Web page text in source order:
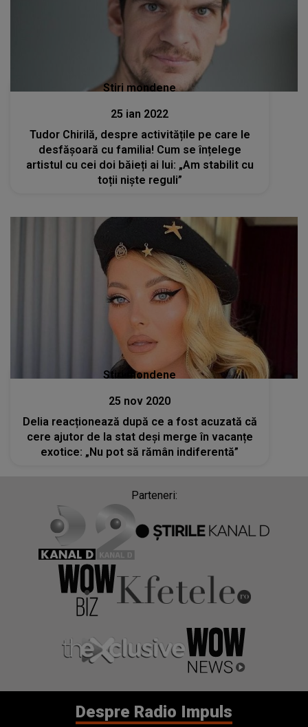
Stiri mondene
25 ian 2022
Tudor Chirilă, despre activitățile pe care le
desfășoară cu familia! Cum se înțelege
artistul cu cei doi băieți ai lui: „Am stabilit cu
toții niște reguli”
Stiri mondene
25 nov 2020
Delia reacționează după ce a fost acuzată că
cere ajutor de la stat deși merge în vacanțe
exotice: „Nu pot să rămân indiferentă”
Parteneri:
Despre Radio Impuls